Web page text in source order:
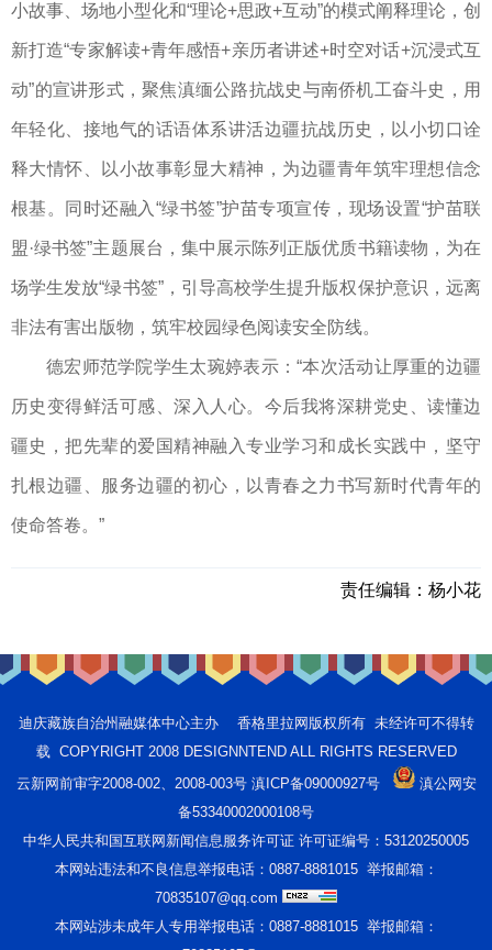
小故事、场地小型化和“理论+思政+互动”的模式阐释理论，创
新打造“专家解读+青年感悟+亲历者讲述+时空对话+沉浸式互
动”的宣讲形式，聚焦滇缅公路抗战史与南侨机工奋斗史，用
年轻化、接地气的话语体系讲活边疆抗战历史，以小切口诠
释大情怀、以小故事彰显大精神，为边疆青年筑牢理想信念
根基。同时还融入“绿书签”护苗专项宣传，现场设置“护苗联
盟·绿书签”主题展台，集中展示陈列正版优质书籍读物，为在
场学生发放“绿书签”，引导高校学生提升版权保护意识，远离
非法有害出版物，筑牢校园绿色阅读安全防线。
德宏师范学院学生太琬婷表示：“本次活动让厚重的边疆
历史变得鲜活可感、深入人心。今后我将深耕党史、读懂边
疆史，把先辈的爱国精神融入专业学习和成长实践中，坚守
扎根边疆、服务边疆的初心，以青春之力书写新时代青年的
使命答卷。”
责任编辑： 杨小花
迪庆藏族自治州融媒体中心主办 香格里拉网版权所有 未经许可不得转
载 COPYRIGHT 2008 DESIGNNTEND ALL RIGHTS RESERVED
云新网前审字2008-002、2008-003号 滇ICP备09000927号
滇公网安
备53340002000108号
中华人民共和国互联网新闻信息服务许可证 许可证编号：53120250005
本网站违法和不良信息举报电话：0887-8881015 举报邮箱：
70835107@qq.com
本网站涉未成年人专用举报电话：0887-8881015 举报邮箱：